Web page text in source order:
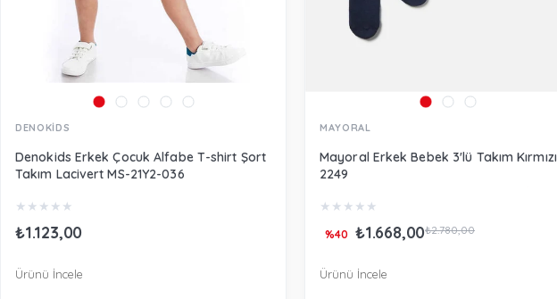
DENOKİDS
Denokids Erkek Çocuk Alfabe T-shirt Şort
Takım Lacivert MS-21Y2-036
★ ★ ★ ★ ★
₺1.123,00
Ürünü İncele
MAYORAL
Mayoral Erkek Bebek 3'lü Takım Kırmızı
2249
★ ★ ★ ★ ★
₺1.668,00₺2.780,00
%40
Ürünü İncele